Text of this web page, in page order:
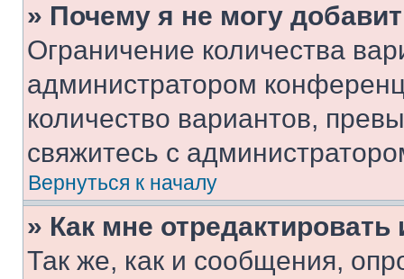
» Почему я не могу
Ограничение количества
администратором
количество вариантов,
свяжитесь с
Вернуться к началу
» Как мне
Так же, как и сообщения,